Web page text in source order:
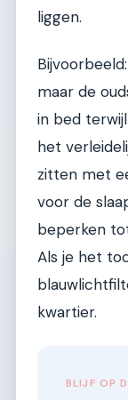
liggen.
maar de
in bed
het
zitten met
voor de
beperken
Als je het
kwartier.
BLIJF OP